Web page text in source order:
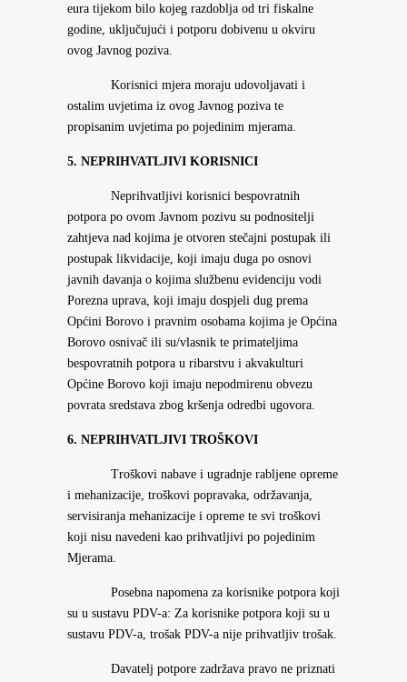
eura tijekom bilo kojeg razdoblja od tri fiskalne
godine, uključujući i potporu dobivenu u okviru
ovog Javnog poziva.
Korisnici mjera moraju udovoljavati i
ostalim uvjetima iz ovog Javnog poziva te
propisanim uvjetima po pojedinim mjerama.
5. NEPRIHVATLJIVI KORISNICI
Neprihvatljivi korisnici bespovratnih
potpora po ovom Javnom pozivu su podnositelji
zahtjeva nad kojima je otvoren stečajni postupak ili
postupak likvidacije, koji imaju duga po osnovi
javnih davanja o kojima službenu evidenciju vodi
Porezna uprava, koji imaju dospjeli dug prema
Općini Borovo i pravnim osobama kojima je Općina
Borovo osnivač ili su/vlasnik te primateljima
bespovratnih potpora u ribarstvu i akvakulturi
Općine Borovo koji imaju nepodmirenu obvezu
povrata sredstava zbog kršenja odredbi ugovora.
6. NEPRIHVATLJIVI TROŠKOVI
Troškovi nabave i ugradnje rabljene opreme
i mehanizacije, troškovi popravaka, održavanja,
servisiranja mehanizacije i opreme te svi troškovi
koji nisu navedeni kao prihvatljivi po pojedinim
Mjerama.
Posebna napomena za korisnike potpora koji
su u sustavu PDV-a: Za korisnike potpora koji su u
sustavu PDV-a, trošak PDV-a nije prihvatljiv trošak.
Davatelj potpore zadržava pravo ne priznati